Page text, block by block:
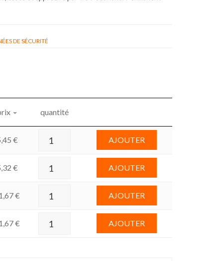
DE SÉCURITÉ
quantité
€ AJOUTER
€ AJOUTER
€ AJOUTER
€ AJOUTER